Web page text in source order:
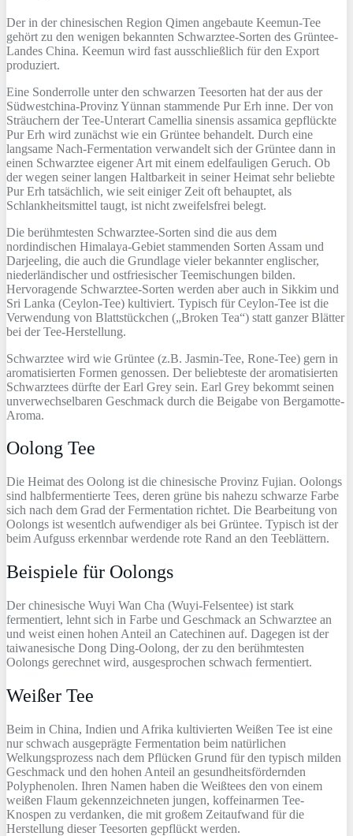
Der in der chinesischen Region Qimen angebaute Keemun-Tee
gehört zu den wenigen bekannten Schwarztee-Sorten des Grüntee-
Landes China. Keemun wird fast ausschließlich für den Export
produziert.
Eine Sonderrolle unter den schwarzen Teesorten hat der aus der
Südwestchina-Provinz Yünnan stammende Pur Erh inne. Der von
Sträuchern der Tee-Unterart Camellia sinensis assamica gepflückte
Pur Erh wird zunächst wie ein Grüntee behandelt. Durch eine
langsame Nach-Fermentation verwandelt sich der Grüntee dann in
einen Schwarztee eigener Art mit einem edelfauligen Geruch. Ob
der wegen seiner langen Haltbarkeit in seiner Heimat sehr beliebte
Pur Erh tatsächlich, wie seit einiger Zeit oft behauptet, als
Schlankheitsmittel taugt, ist nicht zweifelsfrei belegt.
Die berühmtesten Schwarztee-Sorten sind die aus dem
nordindischen Himalaya-Gebiet stammenden Sorten Assam und
Darjeeling, die auch die Grundlage vieler bekannter englischer,
niederländischer und ostfriesischer Teemischungen bilden.
Hervoragende Schwarztee-Sorten werden aber auch in Sikkim und
Sri Lanka (Ceylon-Tee) kultiviert. Typisch für Ceylon-Tee ist die
Verwendung von Blattstückchen („Broken Tea“) statt ganzer Blätter
bei der Tee-Herstellung.
Schwarztee wird wie Grüntee (z.B. Jasmin-Tee, Rone-Tee) gern in
aromatisierten Formen genossen. Der beliebteste der aromatisierten
Schwarztees dürfte der Earl Grey sein. Earl Grey bekommt seinen
unverwechselbaren Geschmack durch die Beigabe von Bergamotte-
Aroma.
Oolong Tee
Die Heimat des Oolong ist die chinesische Provinz Fujian. Oolongs
sind halbfermentierte Tees, deren grüne bis nahezu schwarze Farbe
sich nach dem Grad der Fermentation richtet. Die Bearbeitung von
Oolongs ist wesentlch aufwendiger als bei Grüntee. Typisch ist der
beim Aufguss erkennbar werdende rote Rand an den Teeblättern.
Beispiele für Oolongs
Der chinesische Wuyi Wan Cha (Wuyi-Felsentee) ist stark
fermentiert, lehnt sich in Farbe und Geschmack an Schwarztee an
und weist einen hohen Anteil an Catechinen auf. Dagegen ist der
taiwanesische Dong Ding-Oolong, der zu den berühmtesten
Oolongs gerechnet wird, ausgesprochen schwach fermentiert.
Weißer Tee
Beim in China, Indien und Afrika kultivierten Weißen Tee ist eine
nur schwach ausgeprägte Fermentation beim natürlichen
Welkungsprozess nach dem Pflücken Grund für den typisch milden
Geschmack und den hohen Anteil an gesundheitsfördernden
Polyphenolen. Ihren Namen haben die Weißtees den von einem
weißen Flaum gekennzeichneten jungen, koffeinarmen Tee-
Knospen zu verdanken, die mit großem Zeitaufwand für die
Herstellung dieser Teesorten gepflückt werden.